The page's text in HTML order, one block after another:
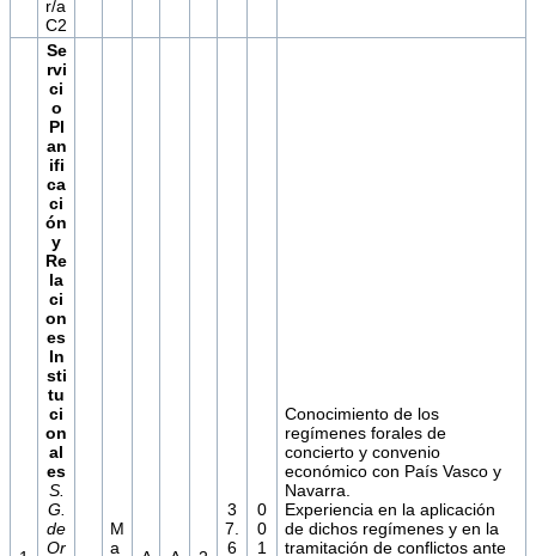
r/a
C2
Se
rvi
ci
o
Pl
an
ifi
ca
ci
ón
y
Re
la
ci
on
es
In
sti
tu
ci
on
al
es
S.
G.
de
Or
M
a
3
7.
6
0
0
1
Conocimiento de los
regímenes forales de
concierto y convenio
económico con País Vasco y
Navarra.
Experiencia en la aplicación
de dichos regímenes y en la
tramitación de conflictos ante